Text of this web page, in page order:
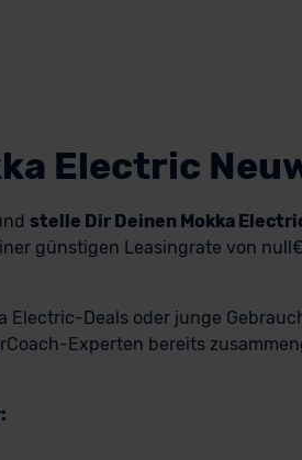
Datenschutzbeauftragten
Electric
stelle Dir Deinen Mokka
günstigen Leasingrate von
Deals oder junge
Experten bereits